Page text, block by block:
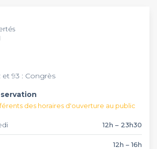
les contraintes alimentaires.
dispose d'espaces privatifs pour 20 à
un menu de groupe dès 15
demande de réservation sur
et 93 : Congrès
des horaires d'ouverture au public
12h – 23h30
12h – 16h